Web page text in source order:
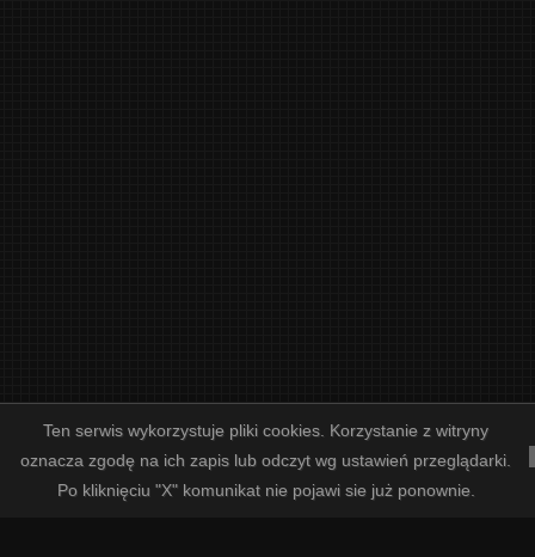
DEUTSCH / ENGLISH / FOLDER I CENNIK WIZYTÓWEK / ASORTYMENT GALANTERII
COPYRIGHT © LETTERART PRINTING STUDIO
Ten serwis wykorzystuje pliki cookies. Korzystanie z witryny
oznacza zgodę na ich zapis lub odczyt wg ustawień przeglądarki.
Po kliknięciu "X" komunikat nie pojawi sie już ponownie.